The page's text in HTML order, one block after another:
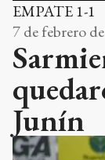
EMPATE 1-1
7 de febrero
Junín